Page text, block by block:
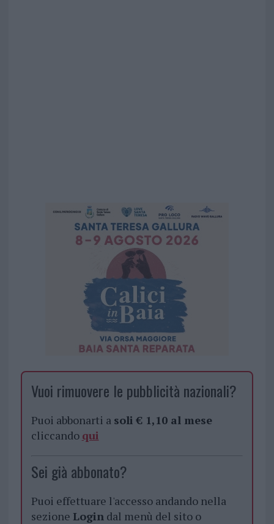
Vuoi rimuovere le pubblicità nazionali?
Puoi abbonarti a soli € 1,10 al mese
cliccando qui
Sei già abbonato?
Puoi effettuare l'accesso andando nella
sezione Logindal menù del sito o